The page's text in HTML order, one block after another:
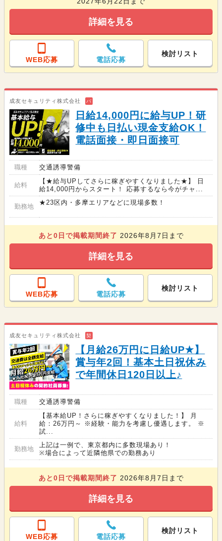
詳細を見る
WEB応募 電話応募
検討リスト
成友セキュリティ株式会社 バ
日給14,000円に給与UP！研
修中も日払い現金支給OK！
電話面接・即日面接可
職種 交通誘導警備
給料
【★給与UPしてさらに稼ぎやすくなりました★】 日
給14,000円からスタート！ 応募するなら今がチャ...
勤務地
★23区内・多摩エリアなどに現場多数！
あと0 日で掲載期間終了 2026年8月7日まで
詳細を見る
WEB応募 電話応募
検討リスト
成友セキュリティ株式会社 契
【月給26万円に日給UP★】
賞与年2回！基本土日祝休み
で年間休日120日以上♪
職種 交通誘導警備
給料
【基本給UP！さらに稼ぎやすくなりました！】 月
給：26万円～ ※経験・能力を考慮し優遇します。 ※
試...
勤務地
上記は一例で、東京都内に多数現場あり！
※場合によって近隣他県での勤務あり
あと0 日で掲載期間終了 2026年8月7日まで
詳細を見る
WEB応募 電話応募
検討リスト